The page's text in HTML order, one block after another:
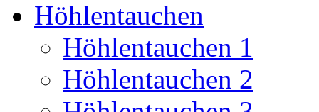
Höhlentauchen
Höhlentauchen 1
Höhlentauchen 2